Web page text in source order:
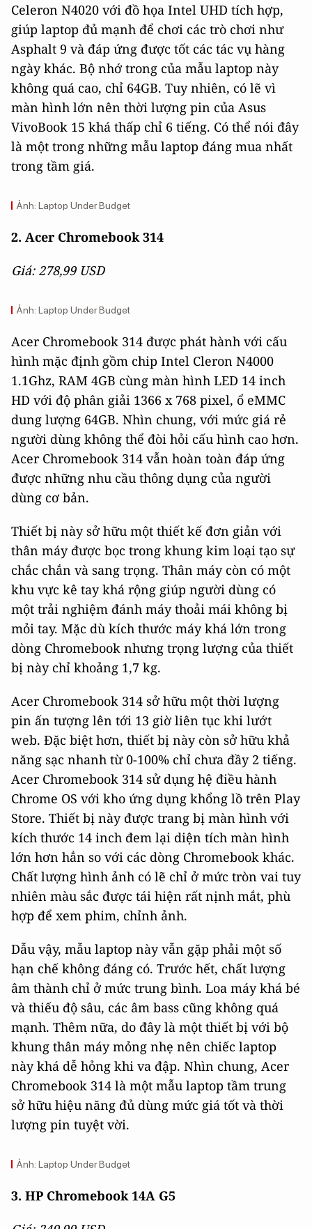
Celeron N4020 với đồ họa Intel UHD tích hợp,
giúp laptop đủ mạnh để chơi các trò chơi như
Asphalt 9 và đáp ứng được tốt các tác vụ hàng
ngày khác. Bộ nhớ trong của mẫu laptop này
không quá cao, chỉ 64GB. Tuy nhiên, có lẽ vì
màn hình lớn nên thời lượng pin của Asus
VivoBook 15 khá thấp chỉ 6 tiếng. Có thể nói đây
là một trong những mẫu laptop đáng mua nhất
trong tầm giá.
Ảnh: Laptop Under Budget
2. Acer Chromebook 314
Giá: 278,99 USD
Ảnh: Laptop Under Budget
Acer Chromebook 314 được phát hành với cấu
hình mặc định gồm chip Intel Cleron N4000
1.1Ghz, RAM 4GB cùng màn hình LED 14 inch
HD với độ phân giải 1366 x 768 pixel, ổ eMMC
dung lượng 64GB. Nhìn chung, với mức giá rẻ
người dùng không thể đòi hỏi cấu hình cao hơn.
Acer Chromebook 314 vẫn hoàn toàn đáp ứng
được những nhu cầu thông dụng của người
dùng cơ bản.
Thiết bị này sở hữu một thiết kế đơn giản với
thân máy được bọc trong khung kim loại tạo sự
chắc chắn và sang trọng. Thân máy còn có một
khu vực kê tay khá rộng giúp người dùng có
một trải nghiệm đánh máy thoải mái không bị
mỏi tay. Mặc dù kích thước máy khá lớn trong
dòng Chromebook nhưng trọng lượng của thiết
bị này chỉ khoảng 1,7 kg.
Acer Chromebook 314 sở hữu một thời lượng
pin ấn tượng lên tới 13 giờ liên tục khi lướt
web. Đặc biệt hơn, thiết bị này còn sở hữu khả
năng sạc nhanh từ 0-100% chỉ chưa đầy 2 tiếng.
Acer Chromebook 314 sử dụng hệ điều hành
Chrome OS với kho ứng dụng khổng lồ trên Play
Store. Thiết bị này được trang bị màn hình với
kích thước 14 inch đem lại diện tích màn hình
lớn hơn hẳn so với các dòng Chromebook khác.
Chất lượng hình ảnh có lẽ chỉ ở mức tròn vai tuy
nhiên màu sắc được tái hiện rất nịnh mắt, phù
hợp để xem phim, chỉnh ảnh.
Dẫu vậy, mẫu laptop này vẫn gặp phải một số
hạn chế không đáng có. Trước hết, chất lượng
âm thành chỉ ở mức trung bình. Loa máy khá bé
và thiếu độ sâu, các âm bass cũng không quá
mạnh. Thêm nữa, do đây là một thiết bị với bộ
khung thân máy mỏng nhẹ nên chiếc laptop
này khá dễ hỏng khi va đập. Nhìn chung, Acer
Chromebook 314 là một mẫu laptop tầm trung
sở hữu hiệu năng đủ dùng mức giá tốt và thời
lượng pin tuyệt vời.
Ảnh: Laptop Under Budget
3. HP Chromebook 14A G5